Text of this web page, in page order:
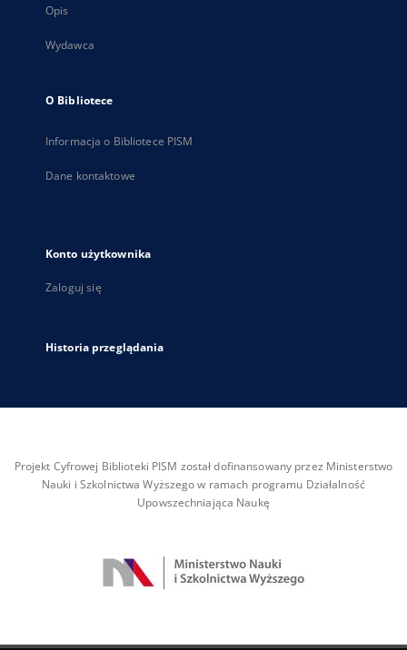
Opis
Wydawca
O Bibliotece
Informacja o Bibliotece PISM
Dane kontaktowe
Konto użytkownika
Zaloguj się
Historia przeglądania
Projekt Cyfrowej Biblioteki PISM został dofinansowany przez Ministerstwo
Nauki i Szkolnictwa Wyższego w ramach programu Działalność
Upowszechniająca Naukę